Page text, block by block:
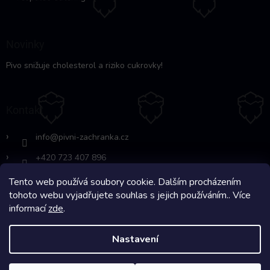
Tento web používá soubory cookie. Dalším procházením
tohoto webu vyjadřujete souhlas s jejich používáním.. Více
informacízde.
Nastavení
Pivo snižuje cholesterol a riziko cukrovky!
info@pivni-zachranka.cz
+420 723 407 896
https://www.facebook.com/www.fb.co
m/pivnipohotovost
Pivní Záchranka. Všechna práva vyhrazena.